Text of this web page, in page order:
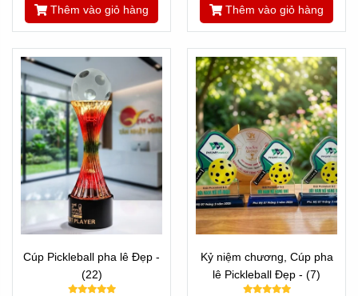
Thêm vào giỏ hàng Thêm vào giỏ hàng
Cúp Pickleball pha lê Đẹp -
(22)
Kỷ niệm chương, Cúp pha
lê Pickleball Đẹp - (7)